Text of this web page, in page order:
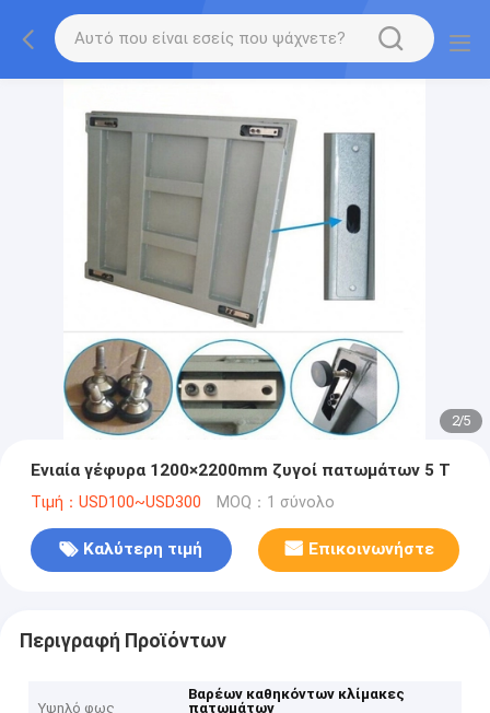
2/5
Ενιαία γέφυρα 1200×2200mm ζυγοί πατωμάτων 5 Τ
Τιμή：USD100~USD300 MOQ：1 σύνολο
Καλύτερη τιμή Επικοινωνήστε
Περιγραφή Προϊόντων
Υψηλό φως
Βαρέων καθηκόντων κλίμακες
πατωμάτων